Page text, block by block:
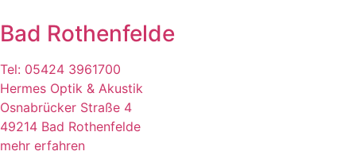
Bad Rothenfelde
Tel: 05424 3961700
Hermes Optik & Akustik
Osnabrücker Straße 4
49214 Bad Rothenfelde
mehr erfahren